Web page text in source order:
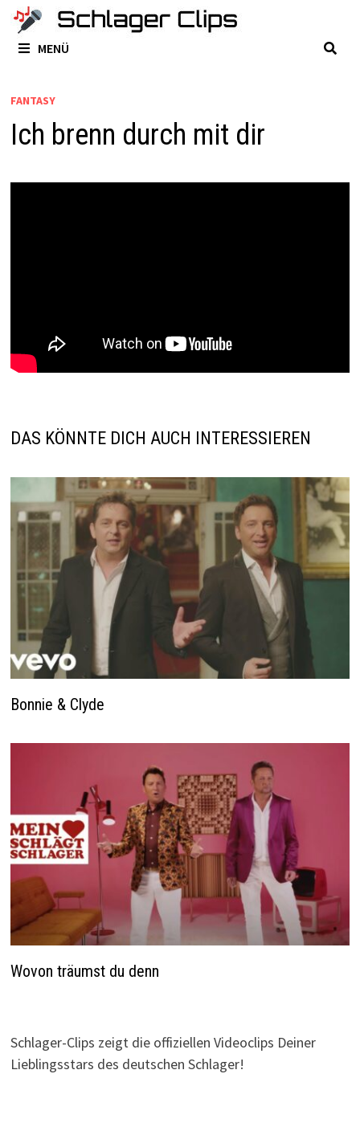
Zum
Inhalt
springenMENÜ
FANTASY
Ich brenn durch mit dir
DAS KÖNNTE DICH AUCH INTERESSIEREN
Bonnie & Clyde
Wovon träumst du denn
Schlager-Clips zeigt die offiziellen Videoclips Deiner
Lieblingsstars des deutschen Schlager!